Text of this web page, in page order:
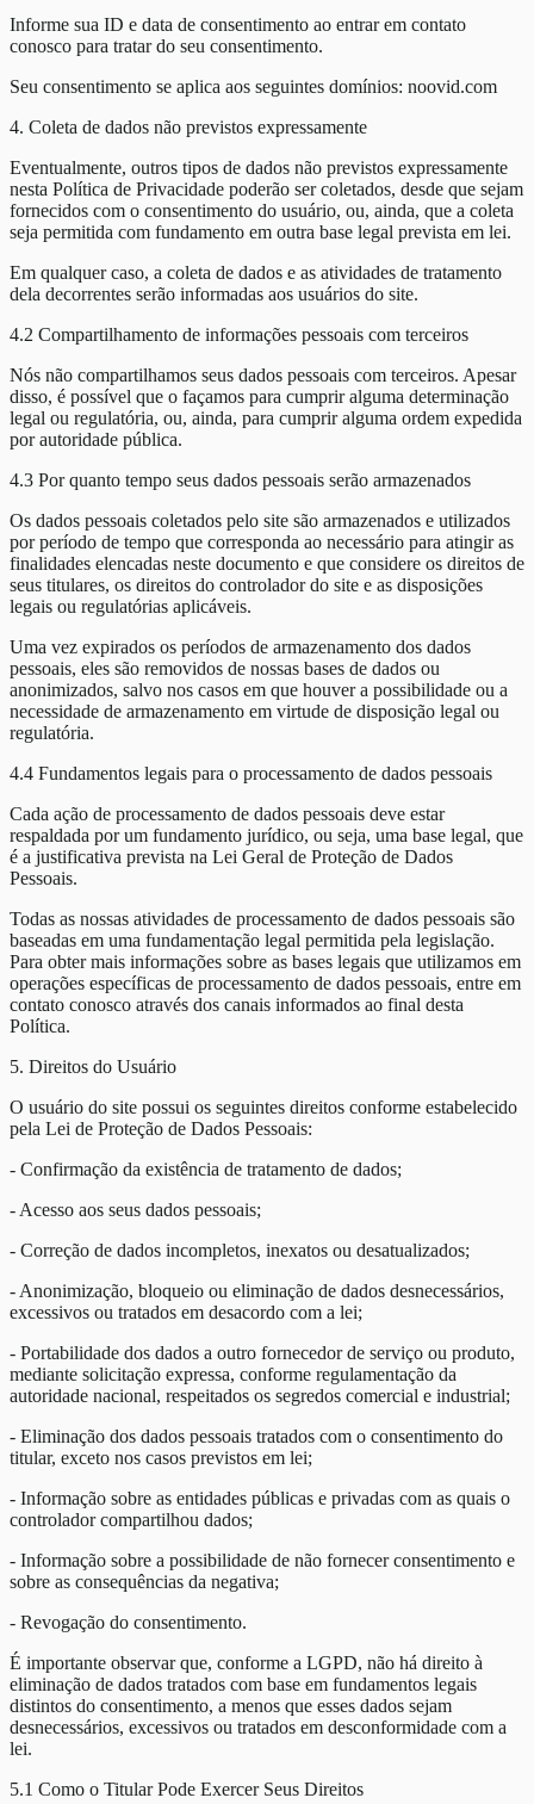
Informe sua ID e data de consentimento ao entrar em contato
conosco para tratar do seu consentimento.
Seu consentimento se aplica aos seguintes domínios: noovid.com
4. Coleta de dados não previstos expressamente
Eventualmente, outros tipos de dados não previstos expressamente
nesta Política de Privacidade poderão ser coletados, desde que sejam
fornecidos com o consentimento do usuário, ou, ainda, que a coleta
seja permitida com fundamento em outra base legal prevista em lei.
Em qualquer caso, a coleta de dados e as atividades de tratamento
dela decorrentes serão informadas aos usuários do site.
4.2 Compartilhamento de informações pessoais com terceiros
Nós não compartilhamos seus dados pessoais com terceiros. Apesar
disso, é possível que o façamos para cumprir alguma determinação
legal ou regulatória, ou, ainda, para cumprir alguma ordem expedida
por autoridade pública.
4.3 Por quanto tempo seus dados pessoais serão armazenados
Os dados pessoais coletados pelo site são armazenados e utilizados
por período de tempo que corresponda ao necessário para atingir as
finalidades elencadas neste documento e que considere os direitos de
seus titulares, os direitos do controlador do site e as disposições
legais ou regulatórias aplicáveis.
Uma vez expirados os períodos de armazenamento dos dados
pessoais, eles são removidos de nossas bases de dados ou
anonimizados, salvo nos casos em que houver a possibilidade ou a
necessidade de armazenamento em virtude de disposição legal ou
regulatória.
4.4 Fundamentos legais para o processamento de dados pessoais
Cada ação de processamento de dados pessoais deve estar
respaldada por um fundamento jurídico, ou seja, uma base legal, que
é a justificativa prevista na Lei Geral de Proteção de Dados
Pessoais.
Todas as nossas atividades de processamento de dados pessoais são
baseadas em uma fundamentação legal permitida pela legislação.
Para obter mais informações sobre as bases legais que utilizamos em
operações específicas de processamento de dados pessoais, entre em
contato conosco através dos canais informados ao final desta
Política.
5. Direitos do Usuário
O usuário do site possui os seguintes direitos conforme estabelecido
pela Lei de Proteção de Dados Pessoais:
- Confirmação da existência de tratamento de dados;
- Acesso aos seus dados pessoais;
- Correção de dados incompletos, inexatos ou desatualizados;
- Anonimização, bloqueio ou eliminação de dados desnecessários,
excessivos ou tratados em desacordo com a lei;
- Portabilidade dos dados a outro fornecedor de serviço ou produto,
mediante solicitação expressa, conforme regulamentação da
autoridade nacional, respeitados os segredos comercial e industrial;
- Eliminação dos dados pessoais tratados com o consentimento do
titular, exceto nos casos previstos em lei;
- Informação sobre as entidades públicas e privadas com as quais o
controlador compartilhou dados;
- Informação sobre a possibilidade de não fornecer consentimento e
sobre as consequências da negativa;
- Revogação do consentimento.
É importante observar que, conforme a LGPD, não há direito à
eliminação de dados tratados com base em fundamentos legais
distintos do consentimento, a menos que esses dados sejam
desnecessários, excessivos ou tratados em desconformidade com a
lei.
5.1 Como o Titular Pode Exercer Seus Direitos